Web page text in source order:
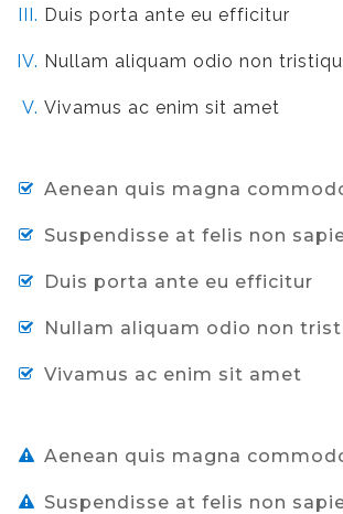
Duis porta ante eu efficitur
Nullam aliquam odio non
Vivamus ac enim sit amet
Aenean quis magna
Suspendisse at felis non
Duis porta ante eu efficitur
Nullam aliquam odio non
Vivamus ac enim sit amet
Aenean quis magna
Suspendisse at felis non